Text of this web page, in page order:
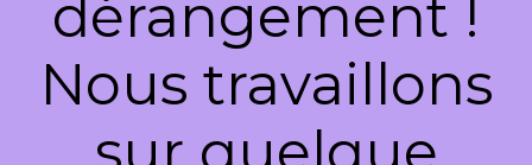
dérangement !
Nous travaillons